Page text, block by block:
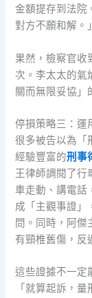
金額提存到法院
對方不願和解。」
果然，檢察官收
次。李太太的氣
關而無限妥協」
停損策略三：運
很多被告以為「
經驗豐富的刑事
王律師調閱了行
車走動、講電話
成「主觀事證」
問。同時，阿傑
有頸椎舊傷，反
這些證據不一定
「就算起訴，